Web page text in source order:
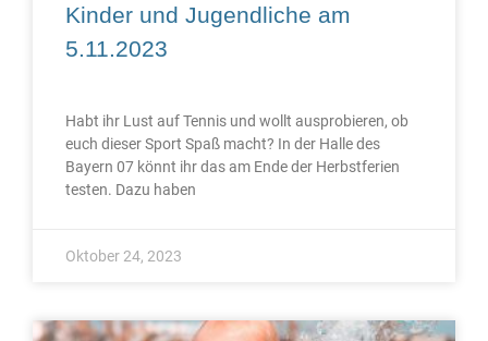
Kinder und Jugendliche am
5.11.2023
Habt ihr Lust auf Tennis und wollt ausprobieren, ob
euch dieser Sport Spaß macht? In der Halle des
Bayern 07 könnt ihr das am Ende der Herbstferien
testen. Dazu haben
Oktober 24, 2023